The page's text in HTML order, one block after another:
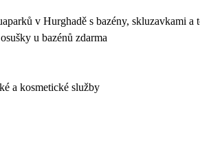
v Hurghadě s bazény, skluzavkami a
u bazénů zdarma
a kosmetické služby